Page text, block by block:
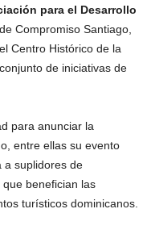
para el Desarrollo
Compromiso Santiago,
Centro Histórico de la
de iniciativas de
para anunciar la
entre ellas su evento
a suplidores de
benefician las
turísticos dominicanos.